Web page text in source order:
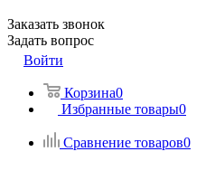
Заказать звонок
Задать вопрос
Войти
Корзина0
Избранные товары0
Сравнение товаров0